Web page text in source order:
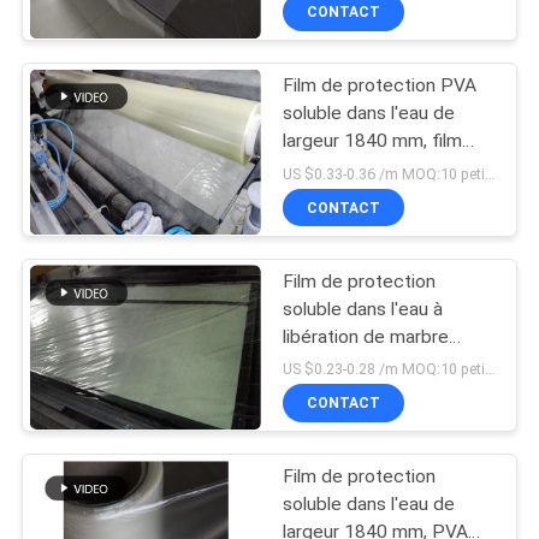
VISITE
DE
L'USINE
CONTRÔLE
DE
LA
QUALITÉ
NOUVELLES
DEMANDEZ
UN DEVIS
Film soluble dans
l'eau pour la
broderie
Sac soluble dans
l'eau de PVA
34
CONTACT
Film de protection PVA
soluble dans l'eau de
largeur 1840 mm, film
soluble à libération de
marbre de haute
résistance
CONTACT
Film de protection
soluble dans l'eau à
libération de marbre
artificiel (1870 mm x
1000 m x 38 microns)
US $0.23-0.28 /m MOQ:10 petits pains
CONTACT
Film de protection
soluble dans l'eau de
largeur 1840 mm, PVA